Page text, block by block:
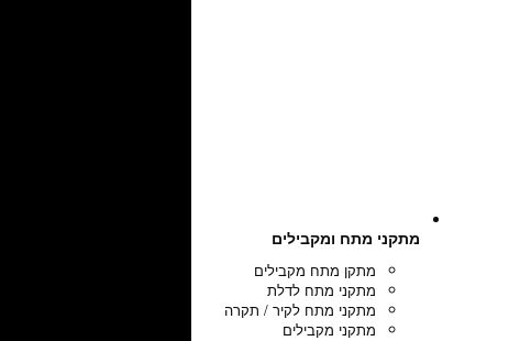
מתקני מתח ומקבילים
מתקן מתח מקבילים
מתקני מתח לדלת
מתקני מתח לקיר / תקרה
מתקני מקבילים